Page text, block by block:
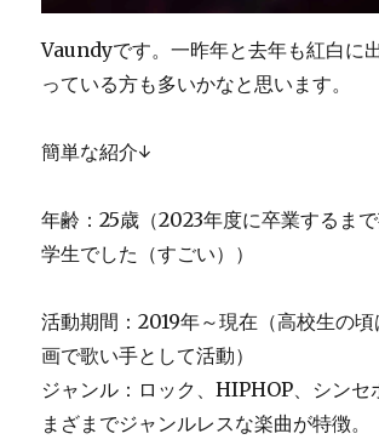
Vaundyです。一昨年と去年も紅白に
っている方も多いかなと思います。
簡単な紹介↓
年齢：25歳（2023年度に卒業するま
学生でした（すごい））
活動期間：2019年～現在（高校生の
画で歌い手として活動）
ジャンル：ロック、HIPHOP、シンセ
まざまでジャンルレスな楽曲が特徴。